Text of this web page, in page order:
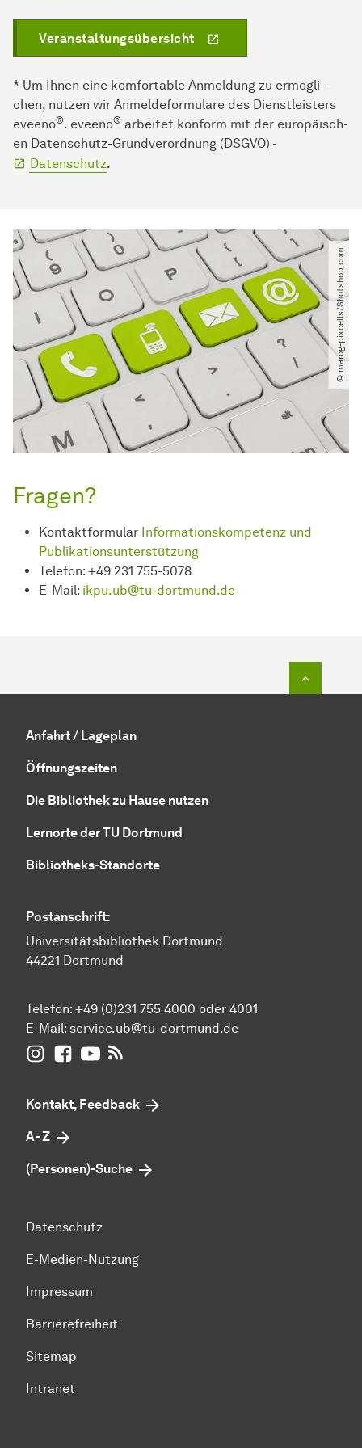
Veranstaltungsübersicht
* Um Ihnen eine komfortable An­mel­dung zu er­mög­li­
chen, nut­zen wir Anmeldeformulare des Dienstleisters
eveeno®. eveeno® arbeitet konform mit der eu­ro­pä­isch­
en Daten­schutz-Grundverordnung (DSGVO) -
Datenschutz.
© marog-pixcells​/​Shotshop.com
Fragen?
Kontaktformular Informationskompetenz und
Publikationsunterstützung
Telefon: +49 231 755-5078
E-Mail: ikpu.ub@tu-dortmund.de
Anfahrt / Lageplan
Öffnungszeiten
Die Bibliothek zu Hause nutzen
Lernorte der TU Dortmund
Bibliotheks-Standorte
Postanschrift:
Universitätsbibliothek Dortmund
44221 Dortmund
Telefon: +49 (0)231 755 4000 oder 4001
E-Mail: service.ub@tu-dortmund.de
UB Dortmund auf Instagram
UB Dortmund auf Facebook
UB Dortmund auf YouTube
Kontakt, Feedback
A - Z
(Personen)-Suche
Datenschutz
E-Medien-Nutzung
Impressum
Barrierefreiheit
Sitemap
Intranet